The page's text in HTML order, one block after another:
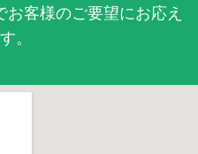
客様のご要望にお応え
。